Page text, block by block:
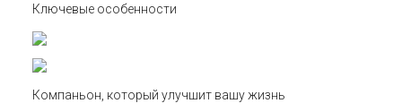
Ключевые особенности
Компаньон, который улучшит вашу жизнь